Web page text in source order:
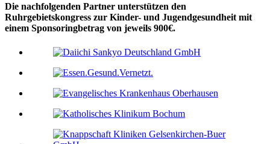
Die nachfolgenden Partner unterstützen den
Ruhrgebietskongress zur Kinder- und Jugendgesundheit mit
einem Sponsoringbetrag von jeweils 900€.